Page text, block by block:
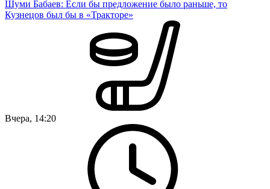
Шуми Бабаев: Если бы предложение было раньше, то
Кузнецов был бы в «Тракторе»
Вчера, 14:20